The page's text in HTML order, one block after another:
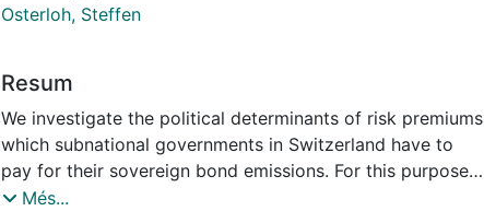
Osterloh, Steffen
Resum
We investigate the political determinants of risk premiums
which subnational governments in Switzerland have to
pay for their sovereign bond emissions. For this purpose
we analyse financial market data from 288 tradable
Més...